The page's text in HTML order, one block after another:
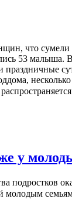
что
53
у
подростков
молодым